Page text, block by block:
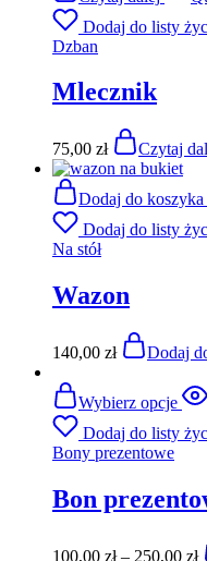
Dodaj do listy
Dzban
Mlecznik
75,00 zł Czytaj
Dodaj do koszyka
Dodaj do listy
Na stół
Wazon
140,00 zł Dodaj
Wybierz opcje
Dodaj do listy
Bony prezentowe
Bon
100,00 zł– 250,00 zł